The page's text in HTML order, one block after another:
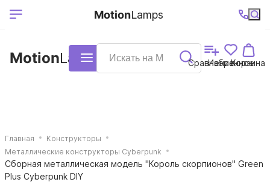
Ваш регион
Выберите ваш
+7 (495)740-
38-68
График
работы
MotionLamps Каталог Сравнение
Избранное
Корзина
MotionLamps
Главная
Конструкторы
Металлические конструкторы Cyberpunk
Сборная металлическая модель "Король скорпионов" Green
Plus Cyberpunk DIY